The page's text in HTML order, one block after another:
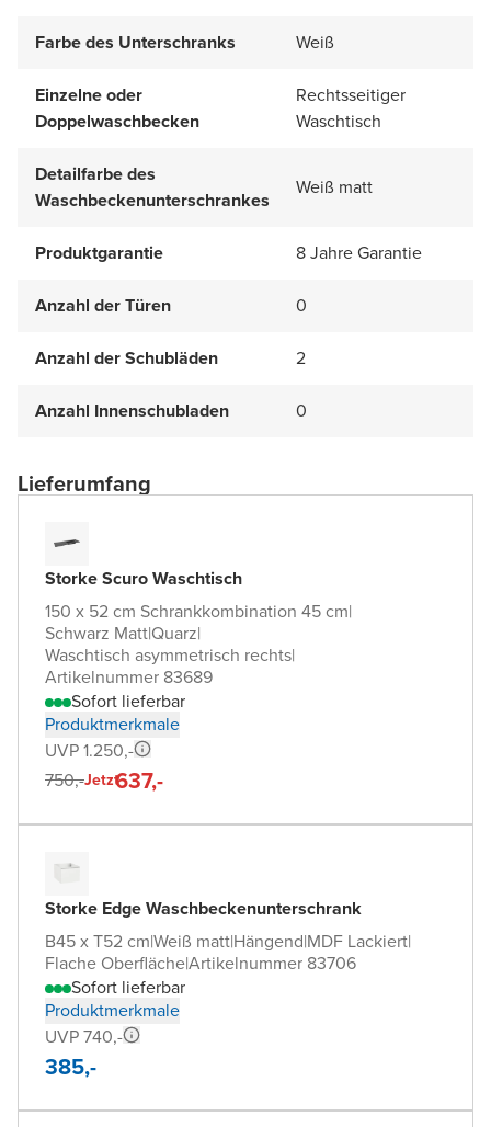
Farbe des Unterschranks Weiß
Einzelne oder
Doppelwaschbecken
Rechtsseitiger
Waschtisch
Detailfarbe des
Waschbeckenunterschrankes
Weiß matt
Produktgarantie 8 Jahre Garantie
Anzahl der Türen 0
Anzahl der Schubläden 2
Anzahl Innenschubladen 0
Lieferumfang
Storke Scuro Waschtisch
150 x 52 cm Schrankkombination 45 cm|
Schwarz Matt|Quarz|
Waschtisch asymmetrisch rechts|
Artikelnummer 83689
Sofort lieferbar
Produktmerkmale
UVP 1.250,-
750,-Jetzt637,-
Storke Edge Waschbeckenunterschrank
B45 x T52 cm|Weiß matt|Hängend|MDF Lackiert|
Flache Oberfläche|Artikelnummer 83706
Sofort lieferbar
Produktmerkmale
UVP 740,-
385,-